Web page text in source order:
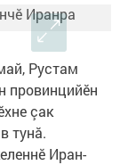
Рустам
провинцийӗн
çак
тунă.
Иран-